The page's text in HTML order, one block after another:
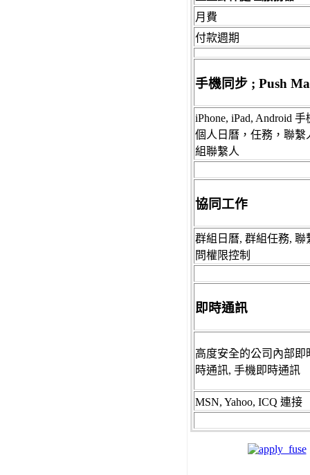
月費
付款週期
手機同步 ; Push
iPhone, iPad, Android
個人日曆，任務，聯繫
組聯繫人
協同工作
群組日曆, 群組任務, 聯
問權限控制
即時通訊
高度安全的公司內部即
時通訊, 手機即時通訊
MSN, Yahoo, ICQ 連接